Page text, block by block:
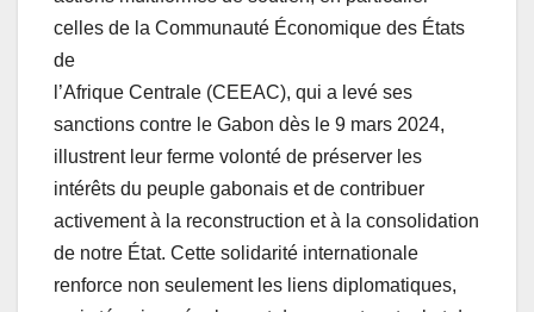
celles de la Communauté Économique des États
de
l’Afrique Centrale (CEEAC), qui a levé ses
sanctions contre le Gabon dès le 9 mars 2024,
illustrent leur ferme volonté de préserver les
intérêts du peuple gabonais et de contribuer
activement à la reconstruction et à la consolidation
de notre État. Cette solidarité internationale
renforce non seulement les liens diplomatiques,